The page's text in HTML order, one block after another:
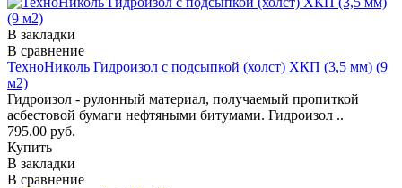
В закладки
В сравнение
ТехноНиколь Гидроизол с подсыпкой (холст) ХКП (3,5 мм) (9
м2)
Гидроизол - рулонный материал, получаемый пропиткой
асбестовой бумаги нефтяными битумами. Гидроизол ..
795.00 руб.
Купить
В закладки
В сравнение